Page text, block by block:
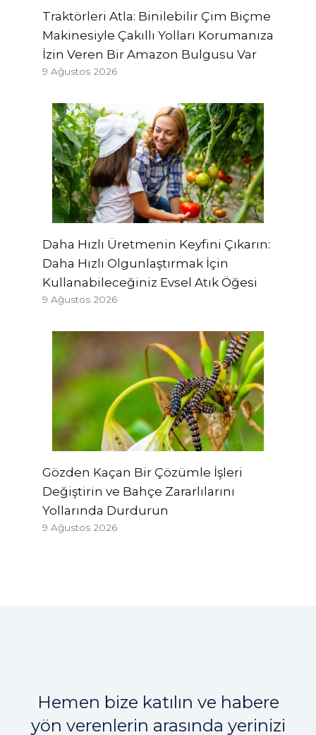
Traktörleri Atla: Binilebilir Çim Biçme
Makinesiyle Çakıllı Yolları Korumanıza
İzin Veren Bir Amazon Bulgusu Var
9 Ağustos 2026
Daha Hızlı Üretmenin Keyfini Çıkarın:
Daha Hızlı Olgunlaştırmak İçin
Kullanabileceğiniz Evsel Atık Öğesi
9 Ağustos 2026
Gözden Kaçan Bir Çözümle İşleri
Değiştirin ve Bahçe Zararlılarını
Yollarında Durdurun
9 Ağustos 2026
Hemen bize katılın ve habere
yön verenlerin arasında yerinizi